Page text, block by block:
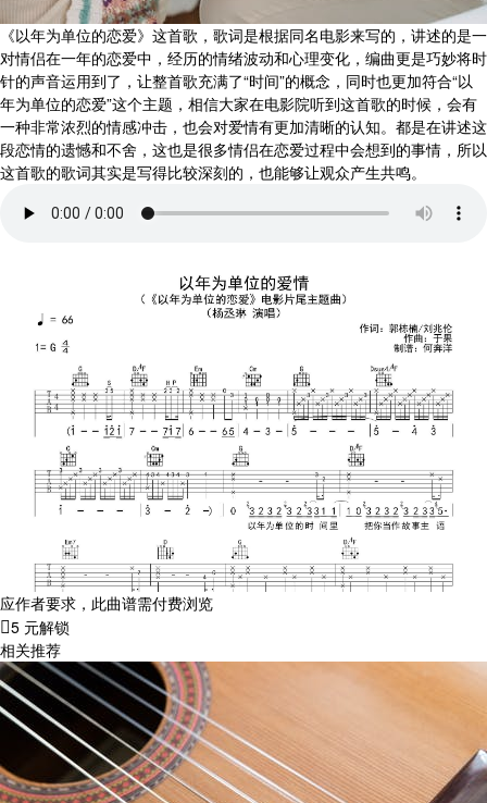
《以年为单位的恋爱》这首歌，歌词是根据同名电影来写的，讲述的是一
对情侣在一年的恋爱中，经历的情绪波动和心理变化，编曲更是巧妙将时
针的声音运用到了，让整首歌充满了“时间”的概念，同时也更加符合“以
年为单位的恋爱”这个主题，相信大家在电影院听到这首歌的时候，会有
一种非常浓烈的情感冲击，也会对爱情有更加清晰的认知。都是在讲述这
段恋情的遗憾和不舍，这也是很多情侣在恋爱过程中会想到的事情，所以
这首歌的歌词其实是写得比较深刻的，也能够让观众产生共鸣。
应作者要求，此曲谱需付费浏览
5 元解锁
相关推荐